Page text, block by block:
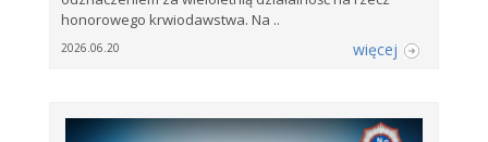
honorowego krwiodawstwa. Na ..
2026.06.20 więcej